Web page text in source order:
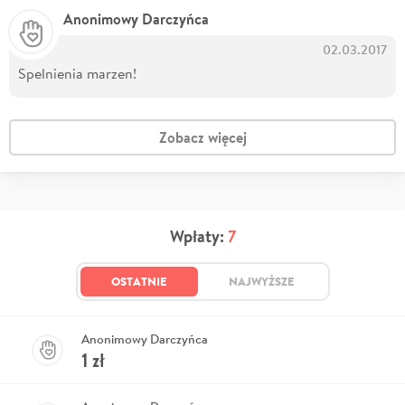
Anonimowy Darczyńca
02.03.2017
Spelnienia marzen!
Zobacz więcej
Wpłaty: 7
OSTATNIE NAJWYŻSZE
Anonimowy Darczyńca
1 zł